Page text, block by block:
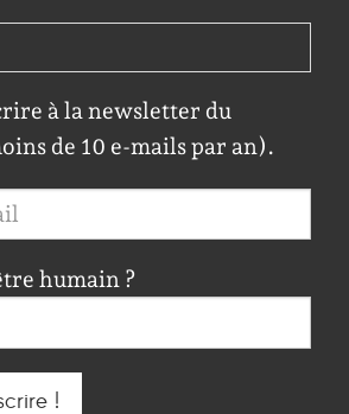
à la newsletter du
de 10 e-mails par an).
humain ?